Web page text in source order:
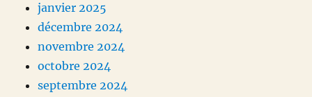
janvier 2025
décembre 2024
novembre 2024
octobre 2024
septembre 2024